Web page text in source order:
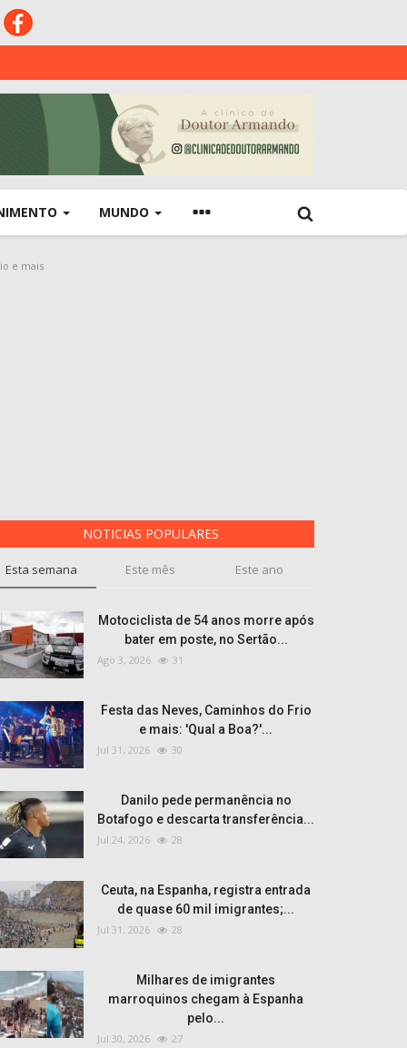
MUNDO
e mais
NOTICIAS POPULARES
Esta semana Este mês Este ano
Motociclista de 54 anos morre após
bater em poste, no Sertão...
Ago 3, 2026 31
Festa das Neves, Caminhos do Frio
e mais: 'Qual a Boa?'...
Jul 31, 2026 30
Danilo pede permanência no
Botafogo e descarta transferência...
Jul 24, 2026 28
Ceuta, na Espanha, registra entrada
de quase 60 mil imigrantes;...
Jul 31, 2026 28
Milhares de imigrantes
marroquinos chegam à Espanha
pelo...
Jul 30, 2026 27